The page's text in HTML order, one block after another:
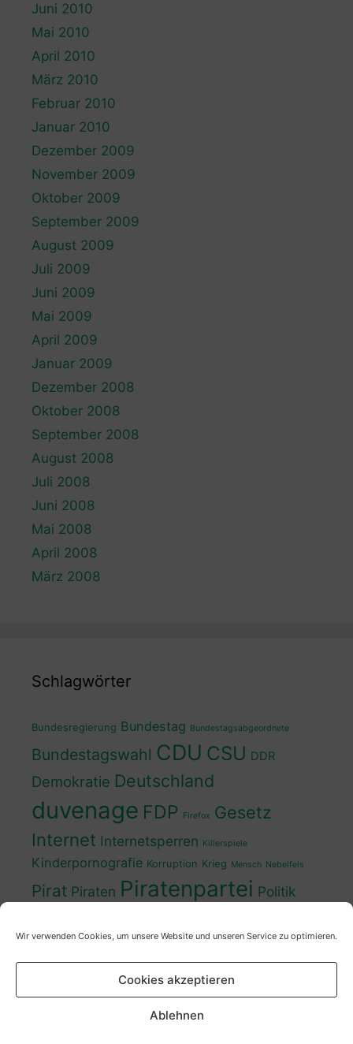
Wir verwenden Cookies, um unsere Website und unseren Service zu optimieren.
Cookies akzeptieren
Ablehnen
Juni 2010
Mai 2010
April 2010
März 2010
Februar 2010
Januar 2010
Dezember 2009
November 2009
Oktober 2009
September 2009
August 2009
Juli 2009
Juni 2009
Mai 2009
April 2009
Januar 2009
Dezember 2008
Oktober 2008
September 2008
August 2008
Juli 2008
Juni 2008
Mai 2008
April 2008
März 2008
Schlagwörter
Bundesregierung Bundestag Bundestagsabgeordnete
Bundestagswahl CDU CSU DDR
Demokratie Deutschland
duvenage FDP Firefox Gesetz
Internet Internetsperren Killerspiele
Kinderpornografie Korruption Krieg Mensch Nebelfels
Pirat Piraten Piratenpartei Politik
Wahlkampf Wahlprogramm Wähler
Zensur Zensursula Überwachung